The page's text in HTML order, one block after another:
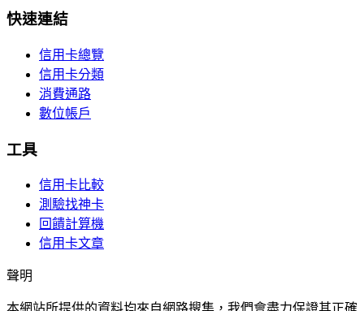
快速連結
信用卡總覽
信用卡分類
消費通路
數位帳戶
工具
信用卡比較
測驗找神卡
回饋計算機
信用卡文章
聲明